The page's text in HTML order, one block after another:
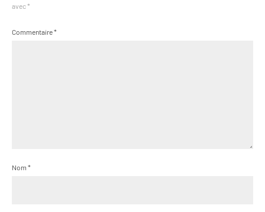
avec *
Commentaire*
Nom *